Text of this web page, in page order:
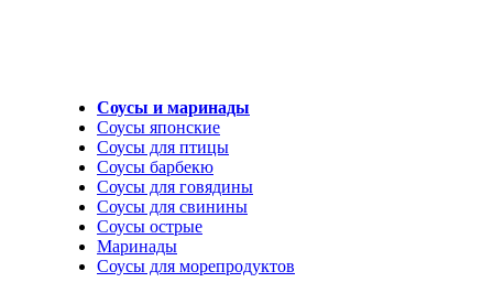
Соусы и маринады
Соусы японские
Соусы для птицы
Соусы барбекю
Соусы для говядины
Соусы для свинины
Соусы острые
Маринады
Соусы для морепродуктов